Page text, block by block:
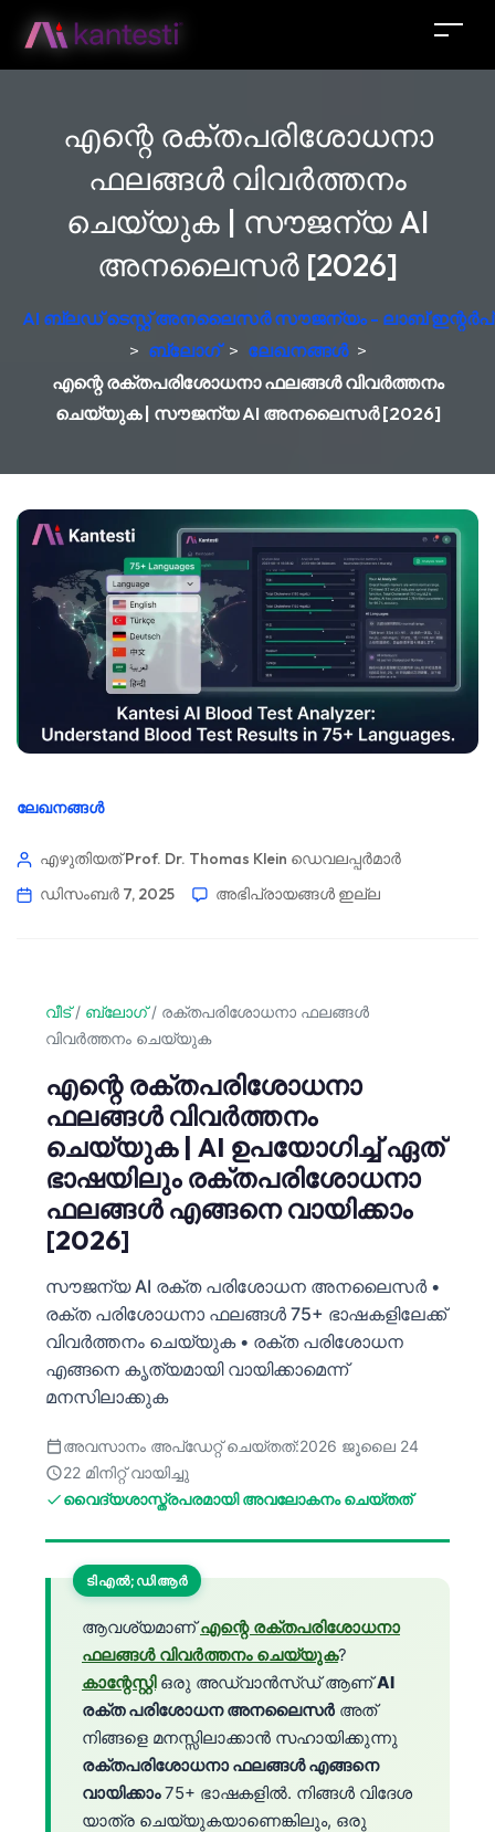
എന്റെ രക്തപരിശോധനാ
ഫലങ്ങൾ വിവർത്തനം
ചെയ്യുക | സൗജന്യ AI
അനലൈസർ [2026]
AI ബ്ലഡ് ടെസ്റ്റ് അനലൈസർ സൗജന്യം - ലാബ്
> ബ്ലോഗ് > ലേഖനങ്ങൾ >
എന്റെ രക്തപരിശോധനാ ഫലങ്ങൾ വിവർത്തനം
ചെയ്യുക | സൗജന്യ AI അനലൈസർ [2026]
ലേഖനങ്ങൾ
എഴുതിയത് Prof. Dr. Thomas Klein ഡെവലപ്പർമാർ
ഡിസംബർ 7, 2025
അഭിപ്രായങ്ങൾ ഇല്ല
വീട്/ ബ്ലോഗ്/ രക്തപരിശോധനാ ഫലങ്ങൾ
വിവർത്തനം ചെയ്യുക
എന്റെ രക്തപരിശോധനാ
ഫലങ്ങൾ വിവർത്തനം
ചെയ്യുക | AI ഉപയോഗിച്ച് ഏത്
ഭാഷയിലും രക്തപരിശോധനാ
ഫലങ്ങൾ എങ്ങനെ വായിക്കാം
[2026]
സൗജന്യ AI രക്ത പരിശോധന അനലൈസർ •
രക്ത പരിശോധനാ ഫലങ്ങൾ 75+ ഭാഷകളിലേക്ക്
വിവർത്തനം ചെയ്യുക • രക്ത പരിശോധന
എങ്ങനെ കൃത്യമായി വായിക്കാമെന്ന്
മനസിലാക്കുക
അവസാനം അപ്ഡേറ്റ് ചെയ്തത്:2026 ജൂലൈ 24
22 മിനിറ്റ് വായിച്ചു
വൈദ്യശാസ്ത്രപരമായി അവലോകനം ചെയ്തത്
ടിഎൽ;ഡിആർ
ആവശ്യമാണ്എന്റെ രക്തപരിശോധനാ
ഫലങ്ങൾ വിവർത്തനം ചെയ്യുക?
കാന്റേസ്റ്റിഒരു അഡ്വാൻസ്ഡ് ആണ്AI
രക്ത പരിശോധന അനലൈസർ അത്
നിങ്ങളെ മനസ്സിലാക്കാൻ സഹായിക്കുന്നു
രക്തപരിശോധനാ ഫലങ്ങൾ എങ്ങനെ
വായിക്കാം75+ ഭാഷകളിൽ. നിങ്ങൾ വിദേശ
യാത്ര ചെയ്യുകയാണെങ്കിലും, ഒരു